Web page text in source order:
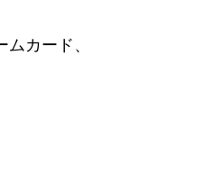
カード、